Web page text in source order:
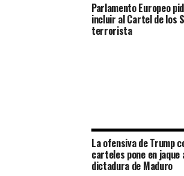
Parlamento Europeo
incluir al Cartel de los
terrorista
La ofensiva de Trump
carteles pone en jaque
dictadura de Maduro